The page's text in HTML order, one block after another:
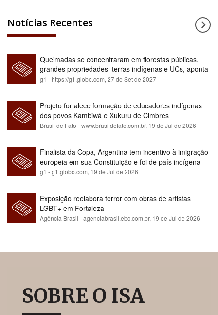
Notícias Recentes
Queimadas se concentraram em florestas públicas,
grandes propriedades, terras indígenas e UCs, aponta
relatório
g1 - https://g1.globo.com,27 de Set de 2027
Projeto fortalece formação de educadores indígenas
dos povos Kambiwá e Xukuru de Cimbres
Brasil de Fato - www.brasildefato.com.br, 19 de Jul de 2026
Finalista da Copa, Argentina tem incentivo à imigração
europeia em sua Constituição e foi de país indígena
para maioria branca
g1 - g1.globo.com, 19 de Jul de 2026
Exposição reelabora terror com obras de artistas
LGBT+ em Fortaleza
Agência Brasil - agenciabrasil.ebc.com.br, 19 de Jul de 2026
SOBRE O ISA